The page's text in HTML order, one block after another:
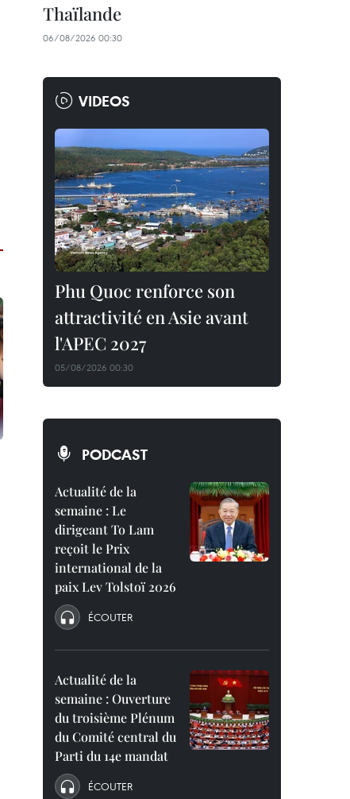
Thaïlande
06/08/2026 00:30
VIDEOS
Phu Quoc renforce son
attractivité en Asie avant
l'APEC 2027
05/08/2026 00:30
PODCAST
Actualité de la
semaine : Le
dirigeant To Lam
reçoit le Prix
international de la
paix Lev Tolstoï 2026
ÉCOUTER
Actualité de la
semaine : Ouverture
du troisième Plénum
du Comité central du
Parti du 14e mandat
ÉCOUTER